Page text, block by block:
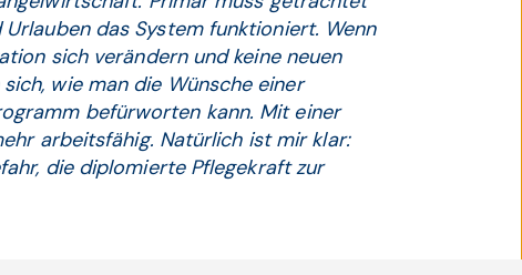
das System funktioniert. Wenn
sich verändern und keine neuen
wie man die Wünsche einer
befürworten kann. Mit einer
arbeitsfähig. Natürlich ist mir klar:
die diplomierte Pflegekraft zur